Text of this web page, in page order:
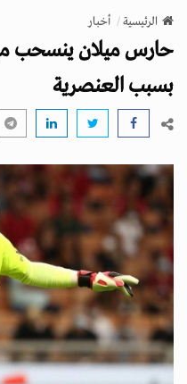
v
g
a
n
الرئيسية أخبار
حارس ميلان ينسحب من
بسبب العنصرية